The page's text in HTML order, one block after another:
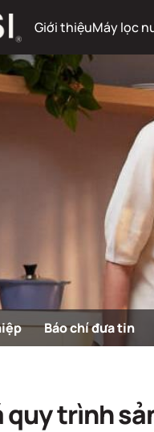
Giới thiệuMáy lọc
Báo chí đưa tin
quy trình